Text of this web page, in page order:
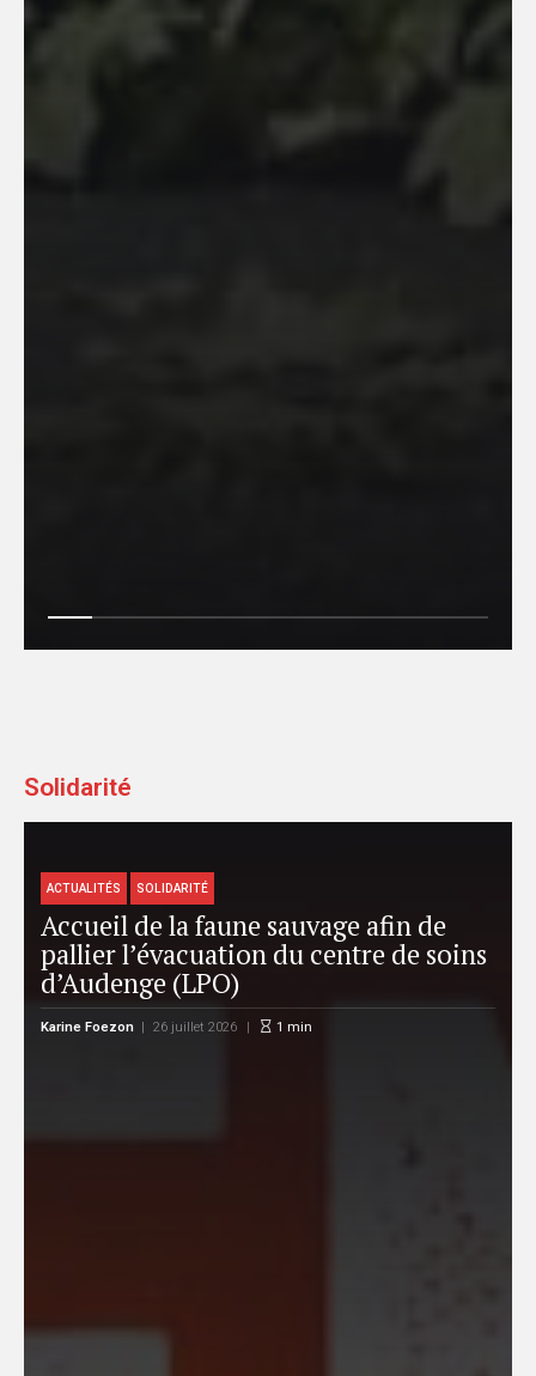
Solidarité
ACTUALITÉS SOLIDARITÉ
Accueil de la faune sauvage afin de
pallier l’évacuation du centre de soins
d’Audenge (LPO)
Karine Foezon 26 juillet 2026 1 min